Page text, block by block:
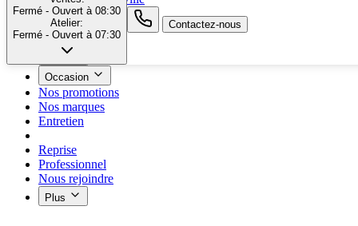
search button - icon Contactez-nous
Neuf
Occasion
Nos promotions
Nos marques
Entretien
Reprise
Professionnel
Nous rejoindre
Plus
Fermé - Ouvert à 08:30
Atelier:
Fermé - Ouvert à 07:30